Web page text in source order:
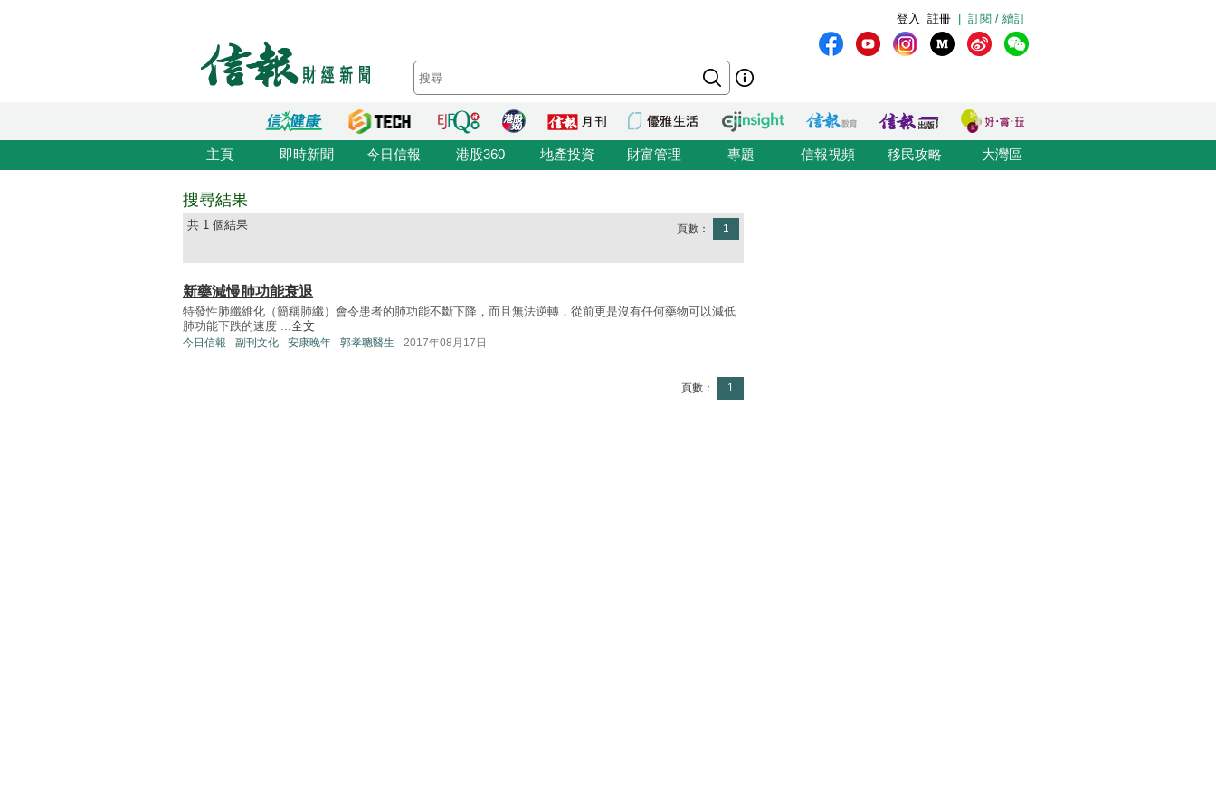
訂閱 / 續訂
註冊
登入
主頁 即時新聞 今日信報 港股360 地產投資 財富管理 專題 信報視頻 移民攻略 大灣區
搜尋結果
共 1 個結果 頁數： 1
新藥減慢肺功能衰退
特發性肺纖維化（簡稱肺纖）會令患者的肺功能不斷下降，而且無法逆轉，從前更是沒有任何藥物可以減低
肺功能下跌的速度 ...全文
今日信報 副刊文化 安康晚年 郭孝聰醫生 2017年08月17日
頁數： 1